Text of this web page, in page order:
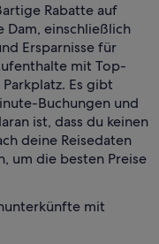
Rabatte auf
Dam, einschließlich
Ersparnisse für
mit Top-
Es gibt
Buchungen und
ist, dass du keinen
deine Reisedaten
um die besten Preise
mit